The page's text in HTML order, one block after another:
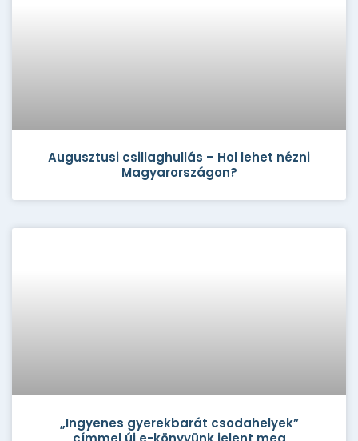
Augusztusi csillaghullás – Hol lehet nézni
Magyarországon?
„Ingyenes gyerekbarát csodahelyek”